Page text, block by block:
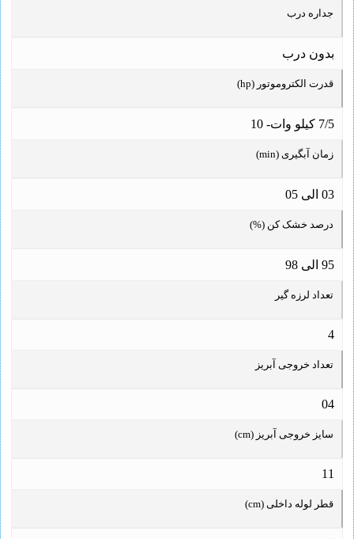
جداره درب
بدون درب
قدرت الکتروموتور (hp)
7/5 کیلو وات- 10
زمان آبگیری (min)
03 الی 05
درصد خشک کن (%)
95 الی 98
تعداد لرزه گیر
4
تعداد خروجی آبریز
04
سایز خروجی آبریز (cm)
11
قطر لوله داخلی (cm)